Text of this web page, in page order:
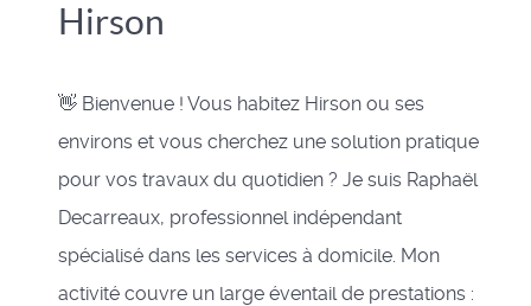
Hirson
👋 Bienvenue ! Vous habitez Hirson ou ses
environs et vous cherchez une solution pratique
pour vos travaux du quotidien ? Je suis Raphaël
Decarreaux, professionnel indépendant
spécialisé dans les services à domicile. Mon
activité couvre un large éventail de prestations :